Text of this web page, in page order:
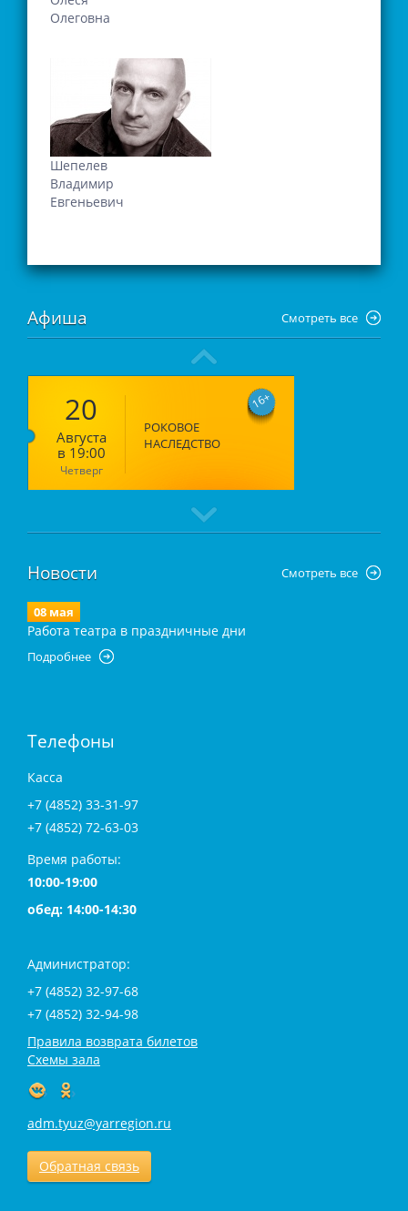
Олеговна
Шепелев
Владимир
Евгеньевич
Афиша Смотреть все
16
20
Августа
в 19:00
Четверг
РОКОВОЕ
НАСЛЕДСТВО
Новости Смотреть все
08 мая
Работа театра в праздничные дни
Подробнее
Телефоны
Касса
+7 (4852) 33-31-97
+7 (4852) 72-63-03
Время работы:
10:00-19:00
обед: 14:00-14:30
Администратор:
+7 (4852) 32-97-68
+7 (4852) 32-94-98
Правила возврата билетов
Схемы зала
adm.tyuz@yarregion.ru
Обратная связь